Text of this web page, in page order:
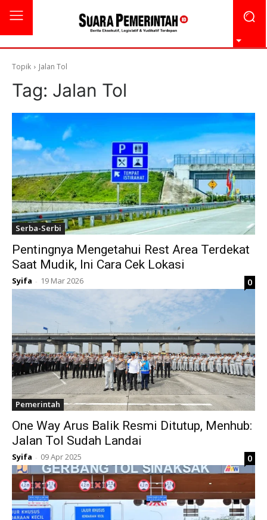
Topik Jalan Tol
Tag: Jalan Tol
Serba-Serbi
Pentingnya Mengetahui Rest Area Terdekat
Saat Mudik, Ini Cara Cek Lokasi
Syifa - 19 Mar 2026 0
Pemerintah
One Way Arus Balik Resmi Ditutup, Menhub:
Jalan Tol Sudah Landai
Syifa - 09 Apr 2025 0